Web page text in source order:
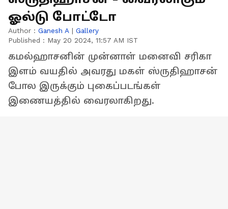
ஓல்டு போட்டோ
Author : Ganesh A | Gallery
Published : May 20 2024, 11:57 AM IST
கமல்ஹாசனின் முன்னாள் மனைவி சரிகா
இளம் வயதில் அவரது மகள் ஸ்ருதிஹாசன்
போல இருக்கும் புகைப்படங்கள்
இணையத்தில் வைரலாகிறது.